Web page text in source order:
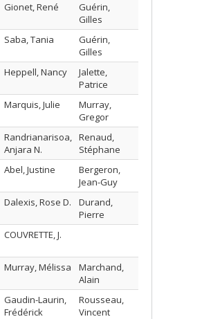
Gionet, René
Guérin,
Gilles
Saba, Tania
Guérin,
Gilles
Heppell, Nancy
Jalette,
Patrice
Marquis, Julie
Murray,
Gregor
Randrianarisoa,
Anjara N.
Renaud,
Stéphane
Abel, Justine
Bergeron,
Jean-Guy
Dalexis, Rose D.
Durand,
Pierre
COUVRETTE, J.
Murray, Mélissa
Marchand,
Alain
Gaudin-Laurin,
Frédérick
Rousseau,
Vincent